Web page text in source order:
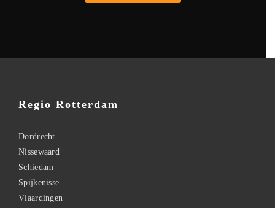
Regio Rotterdam
Dordrecht
Nissewaard
Schiedam
Spijkenisse
Vlaardingen